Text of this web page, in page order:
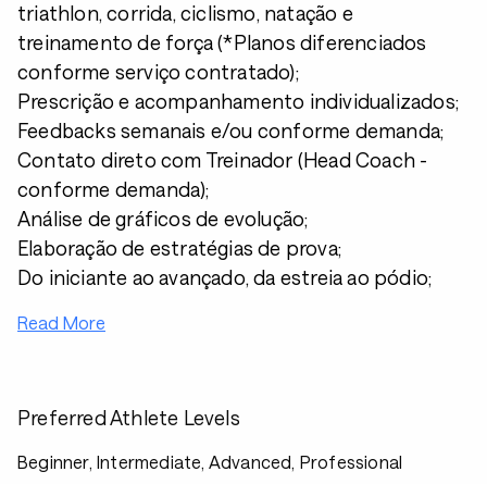
triathlon, corrida, ciclismo, natação e
treinamento de força (*Planos diferenciados
conforme serviço contratado);
Prescrição e acompanhamento individualizados;
Feedbacks semanais e/ou conforme demanda;
Contato direto com Treinador (Head Coach -
conforme demanda);
Análise de gráficos de evolução;
Elaboração de estratégias de prova;
Do iniciante ao avançado, da estreia ao pódio;
Read More
Preferred Athlete Levels
Beginner, Intermediate, Advanced, Professional